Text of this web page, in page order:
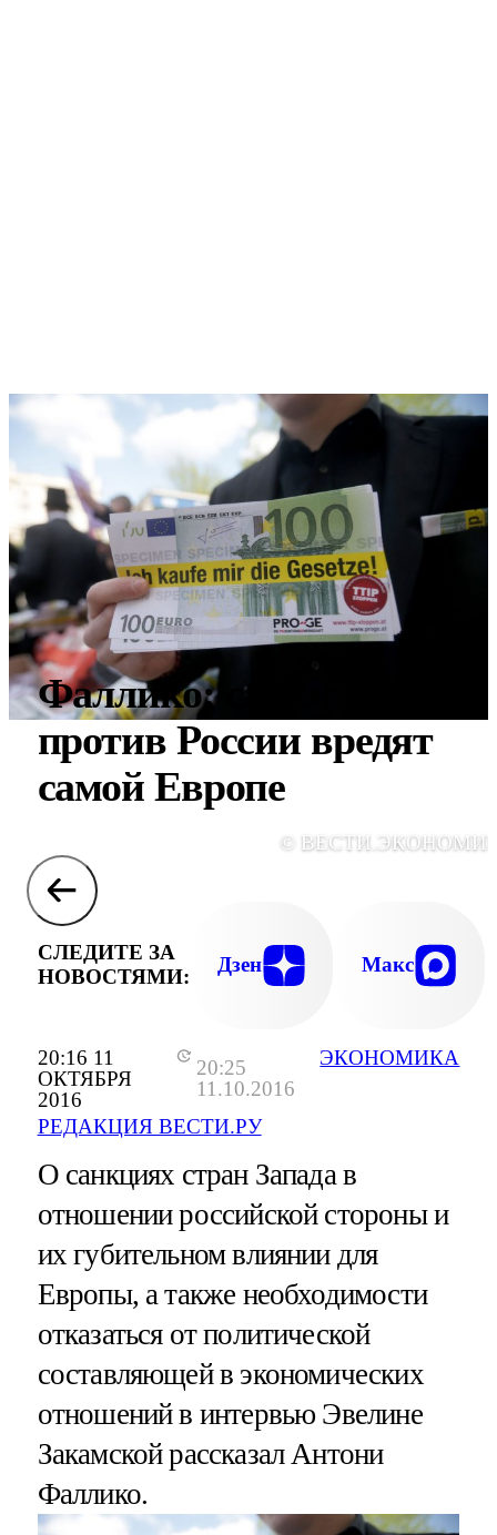
20:16 11
ОКТЯБРЯ
2016
20:25
11.10.2016
РЕДАКЦИЯ ВЕСТИ.РУ
ЭКОНОМИКА
Фаллико: санкции
против России вредят
самой Европе
©
СЛЕДИТЕ ЗА
НОВОСТЯМИ:
Дзен Макс
О санкциях стран Запада в
отношении российской стороны и
их губительном влиянии для
Европы, а также необходимости
отказаться от политической
составляющей в экономических
отношений в интервью Эвелине
Закамской рассказал Антони
Фаллико.